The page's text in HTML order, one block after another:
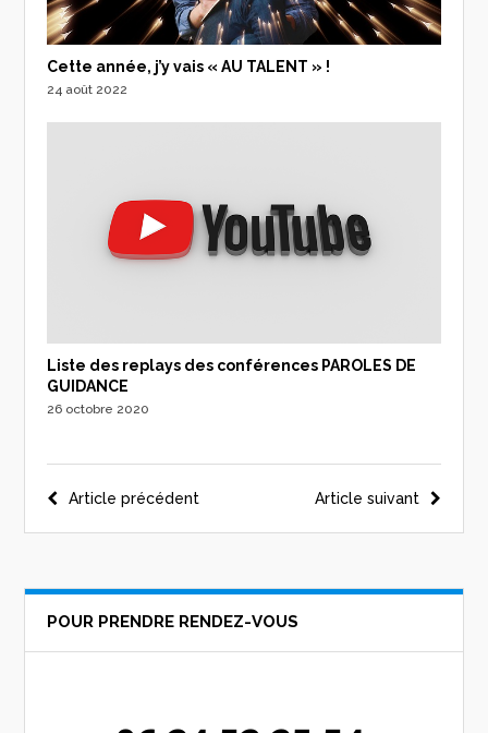
Cette année, j’y vais « AU TALENT » !
24 août 2022
Liste des replays des conférences PAROLES DE
GUIDANCE
26 octobre 2020
Navigation
de
Article suivant
Article précédent
POUR PRENDRE RENDEZ-VOUS